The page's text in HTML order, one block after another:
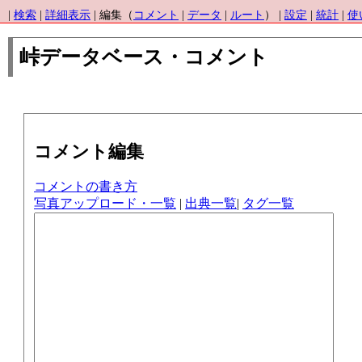
検索 詳細表示 | 編集（ コメント データ ルート ） | 設定 統計 使
峠データベース・コメント
コメント編集
コメントの書き方
写真アップロード・一覧 | 出典一覧| タグ一覧